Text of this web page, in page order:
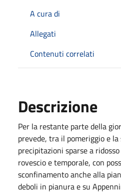
A cura di
Allegati
Contenuti correlati
Descrizione
Per la restante parte della
prevede, tra il pomeriggio e
precipitazioni sparse a
rovescio e temporale, con
sconfinamento anche alla
deboli in pianura e su